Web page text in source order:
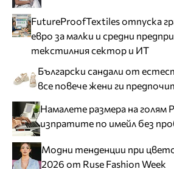
FutureProofTextiles отпуска
евро за малки и средни
текстилния сектор и ИТ
Български сандали от
все повече жени ги
Намалете размера на голям
изпратите по имейл без
Модни тенденции при
2026 от Ruse Fashion Week